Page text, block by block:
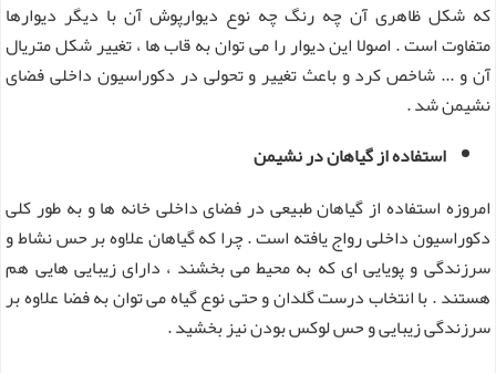
که شکل ظاهری آن چه رنگ چه نوع دیوارپوش آن با دیگر دیوارها
متفاوت است . اصولا این دیوار را می توان به قاب ها ، تغییر شکل متریال
آن و ... شاخص کرد و باعث تغییر و تحولی در دکوراسیون داخلی فضای
نشیمن شد .
استفاده از گیاهان در نشیمن
امروزه استفاده از گیاهان طبیعی در فضای داخلی خانه ها و به طور کلی
دکوراسیون داخلی رواج یافته است . چرا که گیاهان علاوه بر حس نشاط و
سرزندگی و پویایی ای که به محیط می بخشند ، دارای زیبایی هایی هم
هستند . با انتخاب درست گلدان و حتی نوع گیاه می توان به فضا علاوه بر
سرزندگی زیبایی و حس لوکس بودن نیز بخشید .